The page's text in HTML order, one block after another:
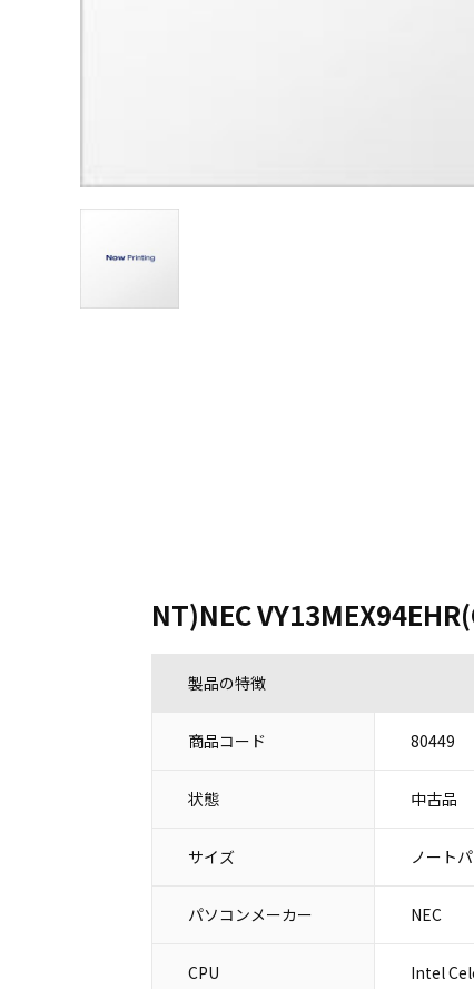
NT)NEC
製品の特徴
商品コード 80449
状態 中古品
サイズ ノート
パソコンメーカー NEC
CPU Intel